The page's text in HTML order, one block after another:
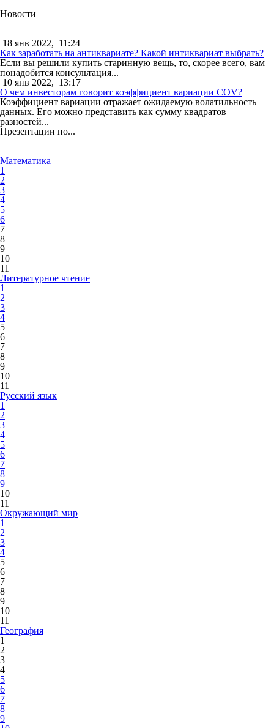
Новости
18 янв 2022, 11:24
Как заработать на антиквариате? Какой интиквариат выбрать?
Если вы решили купить старинную вещь, то, скорее всего, вам
понадобится консультация...
10 янв 2022, 13:17
О чем инвесторам говорит коэффициент вариации COV?
Коэффициент вариации отражает ожидаемую волатильность
данных. Его можно представить как сумму квадратов
разностей...
Презентации по...
Математика
1
2
3
4
5
6
7
8
9
10
11
Литературное чтение
1
2
3
4
5
6
7
8
9
10
11
Русский язык
1
2
3
4
5
6
7
8
9
10
11
Окружающий мир
1
2
3
4
5
6
7
8
9
10
11
География
1
2
3
4
5
6
7
8
9